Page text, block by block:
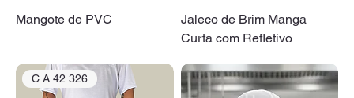
Mangote de PVC
Jaleco de Brim Manga
Curta com Refletivo
C.A 42.326